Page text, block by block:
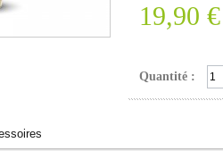
19,90 €
Quantité :